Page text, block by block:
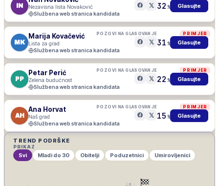
IN Nezavisna lista Novaković
Službena web stranica kandidata
32 % Glasujte
PRIMJER
MK
Marija Kovačević
Lista za grad
POZOVI NA GLASOVANJE
Službena web stranica kandidata
31 % Glasujte
PRIMJER
PP
Petar Perić
Zelena budućnost
POZOVI NA GLASOVANJE
Službena web stranica kandidata
22 % Glasujte
PRIMJER
AH
Ana Horvat
Naš grad
POZOVI NA GLASOVANJE
Službena web stranica kandidata
15 % Glasujte
TREND PODRŠKE
PRIKAZ
Svi Mladi do 30 Obitelji Poduzetnici Umirovljenici